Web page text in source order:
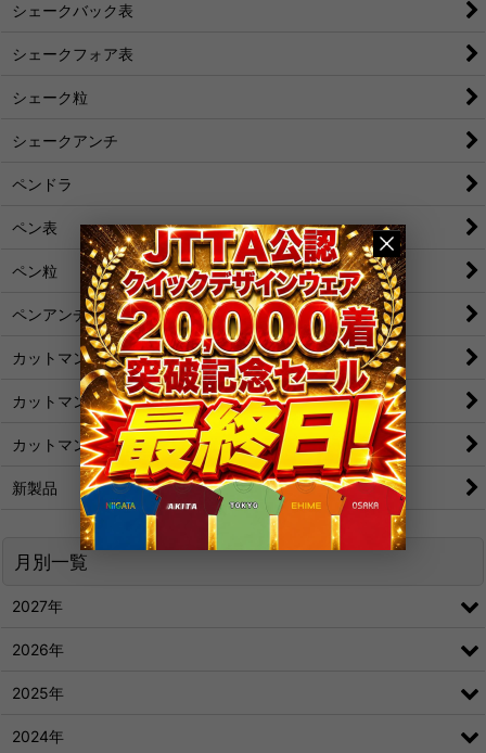
シェークバック表
シェークフォア表
シェーク粒
シェークアンチ
ペンドラ
ペン表
ペン粒
ペンアンチ
カットマン[裏]
カットマン[表/変化表]
カットマン[粒/アンチ]
新製品
月別一覧
2027年
2026年
2025年
2024年